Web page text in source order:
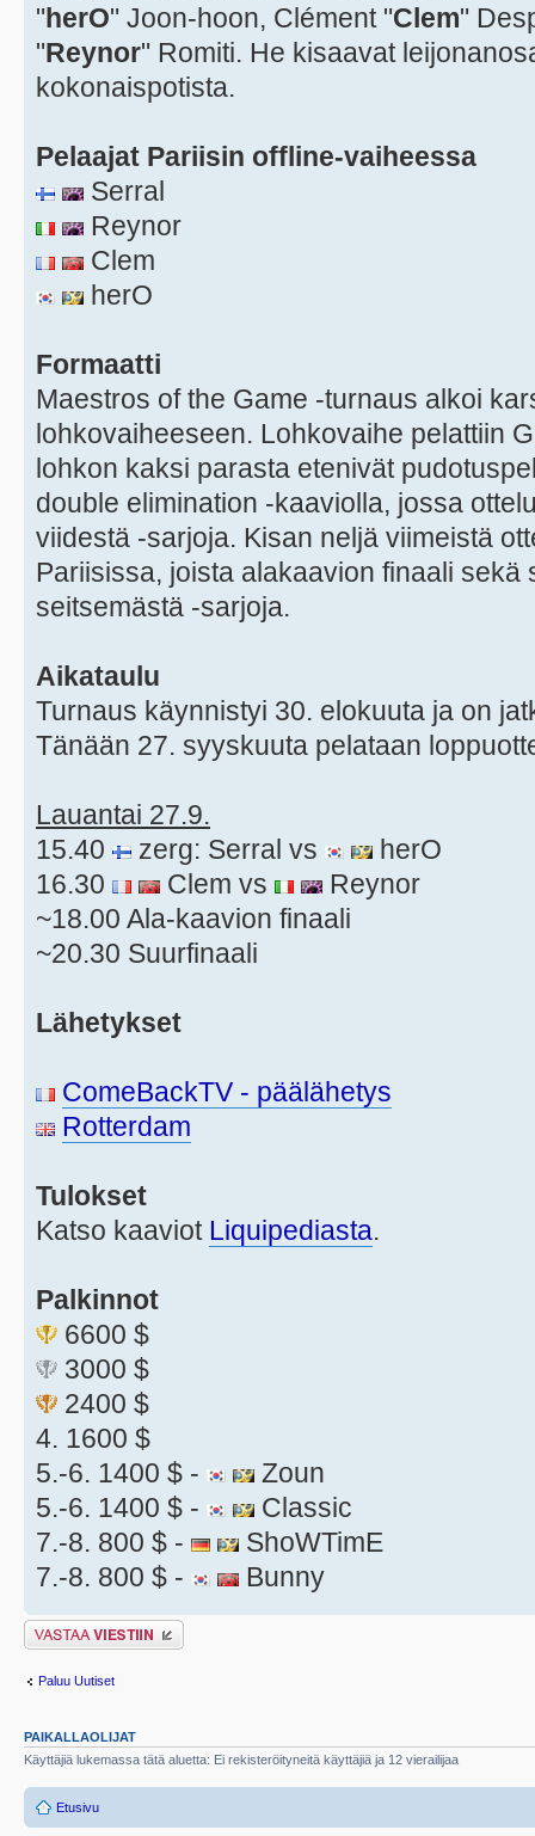
"herO" Joon-hoon, Clément "Clem"
"Reynor" Romiti. He kisaavat
kokonaispotista.
Pelaajat Pariisin offline-vaiheessa
Serral
Reynor
Clem
herO
Formaatti
Maestros of the Game -turnaus alkoi
lohkovaiheeseen. Lohkovaihe pelattiin
lohkon kaksi parasta etenivät
double elimination -kaaviolla, jossa
viidestä -sarjoja. Kisan neljä viimeistä
Pariisissa, joista alakaavion finaali sekä
seitsemästä -sarjoja.
Aikataulu
Turnaus käynnistyi 30. elokuuta ja on
Tänään 27. syyskuuta pelataan
Lauantai 27.9.
15.40
zerg: Serral vs
herO
16.30
Clem vs
Reynor
~18.00 Ala-kaavion finaali
~20.30 Suurfinaali
Lähetykset
ComeBackTV - päälähetys
Rotterdam
Tulokset
Katso kaaviot Liquipediasta.
Palkinnot
6600 $
3000 $
2400 $
4. 1600 $
5.-6. 1400 $ -
Zoun
5.-6. 1400 $ -
Classic
7.-8. 800 $ -
ShoWTimE
7.-8. 800 $ -
Bunny
Lähetä vastaus
Paluu Uutiset
PAIKALLAOLIJAT
Käyttäjiä lukemassa tätä aluetta: Ei rekisteröityneitä käyttäjiä ja 12 vierailijaa
Etusivu